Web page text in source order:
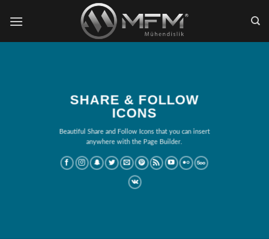
atla
SHARE & FOLLOW
ICONS
Beautiful Share and Follow Icons that you can insert
anywhere with the Page Builder.